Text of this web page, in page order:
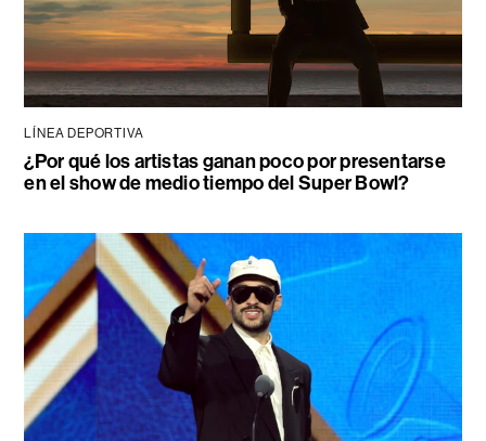
LÍNEA DEPORTIVA
¿Por qué los artistas ganan poco por presentarse
en el show de medio tiempo del Super Bowl?